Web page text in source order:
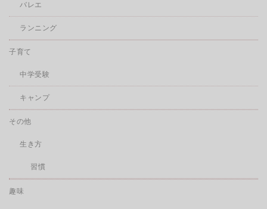
バレエ
ランニング
子育て
中学受験
キャンプ
その他
生き方
習慣
趣味